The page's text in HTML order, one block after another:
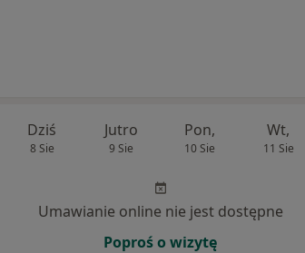
Dziś
8 Sie
Jutro
9 Sie
Pon,
10 Sie
Wt,
11 Sie
Umawianie online nie jest dostępne
Poproś o wizytę